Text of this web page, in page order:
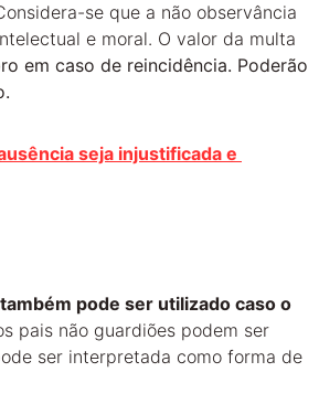
se que a não observância
e moral. O valor da multa
em caso de reincidência. Poderão
seja injustificada e
pode ser utilizado caso o
pais não guardiões podem ser
ser interpretada como forma de